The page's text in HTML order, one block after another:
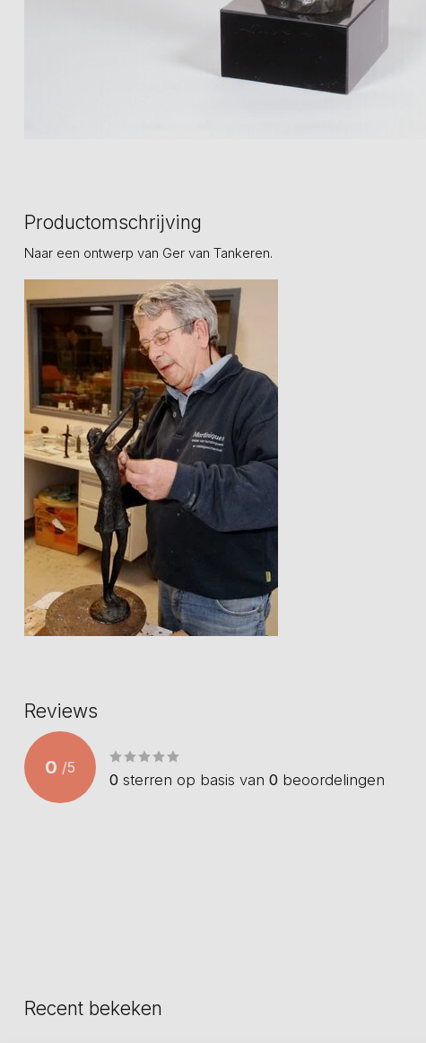
Productomschrijving
Naar een ontwerp van Ger van Tankeren.
Reviews
0 /5
0 sterren op basis van 0 beoordelingen
Recent bekeken